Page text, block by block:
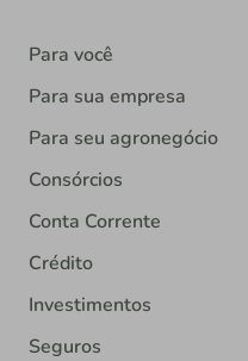
Para você
Para sua empresa
Para seu agronegócio
Consórcios
Conta Corrente
Crédito
Investimentos
Seguros